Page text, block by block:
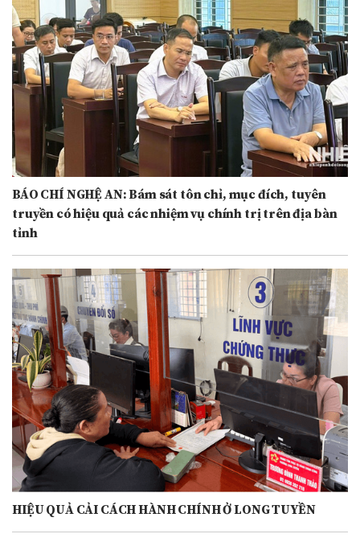
BÁO CHÍ NGHỆ AN: Bám sát tôn chỉ, mục đích, tuyên
truyền có hiệu quả các nhiệm vụ chính trị trên địa bàn
tỉnh
HIỆU QUẢ CẢI CÁCH HÀNH CHÍNH Ở LONG TUYỀN